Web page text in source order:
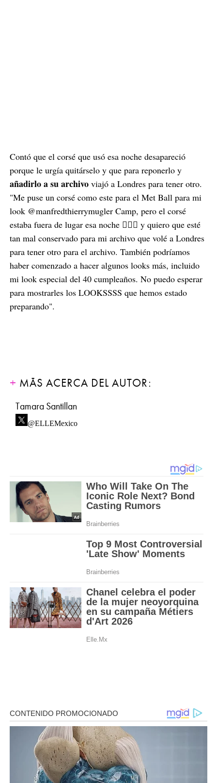
Contó que el corsé que usó esa noche desapareció
porque le urgía quitárselo y que para reponerlo y
añadirlo a su archivo viajó a Londres para tener otro.
"Me puse un corsé como este para el Met Ball para mi
look @manfredthierrymugler Camp, pero el corsé
estaba fuera de lugar esa noche 🤦🏻‍♀️ y quiero que esté
tan mal conservado para mi archivo que volé a Londres
para tener otro para el archivo. También podríamos
haber comenzado a hacer algunos looks más, incluido
mi look especial del 40 cumpleaños. No puedo esperar
para mostrarles los LOOKSSSS que hemos estado
preparando".
MÁS ACERCA DEL AUTOR:
Tamara Santillan
@ELLEMexico